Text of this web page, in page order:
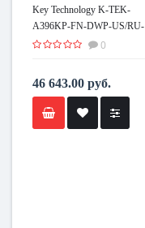
Key Technology K-TEK-
A396KP-FN-DWP-US/RU-
USB
0
46 643.00 руб.